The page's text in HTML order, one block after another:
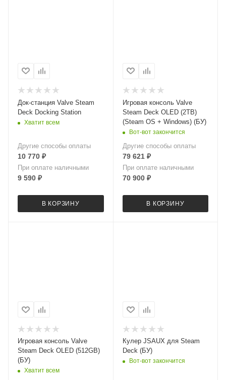
Док-станция Valve Steam
Deck Docking Station
Хватит всем
Другие способы оплаты
10 770 ₽
При оплате наличными
9 590 ₽
В КОРЗИНУ
Игровая консоль Valve
Steam Deck OLED (2TB)
(Steam OS + Windows) (БУ)
Вот-вот закончится
Другие способы оплаты
79 621₽
При оплате наличными
70 900₽
В КОРЗИНУ
Игровая консоль Valve
Steam Deck OLED (512GB)
(БУ)
Хватит всем
Кулер JSAUX для Steam
Deck (БУ)
Вот-вот закончится